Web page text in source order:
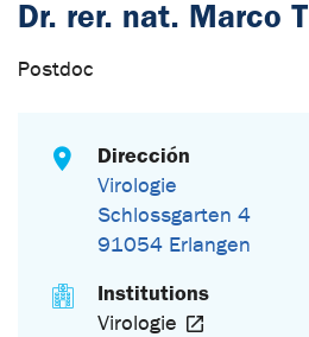
Dr. rer. nat. Marco
Postdoc
Dirección
Virologie
Schlossgarten 4
91054 Erlangen
Institutions
Virologie